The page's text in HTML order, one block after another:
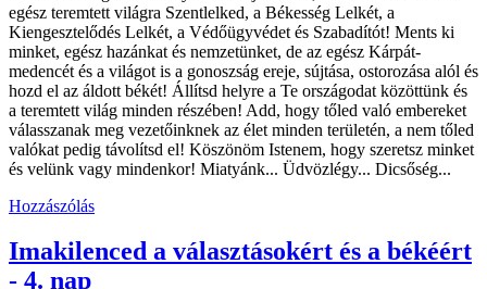
egész teremtett világra Szentlelked, a Békesség Lelkét, a
Kiengesztelődés Lelkét, a Védőügyvédet és Szabadítót! Ments ki
minket, egész hazánkat és nemzetünket, de az egész Kárpát-
medencét és a világot is a gonoszság ereje, sújtása, ostorozása alól és
hozd el az áldott békét! Állítsd helyre a Te országodat közöttünk és
a teremtett világ minden részében! Add, hogy tőled való embereket
válasszanak meg vezetőinknek az élet minden területén, a nem tőled
valókat pedig távolítsd el! Köszönöm Istenem, hogy szeretsz minket
és velünk vagy mindenkor! Miatyánk... Üdvözlégy... Dicsőség...
Hozzászólás
Imakilenced a választásokért és a békéért
- 4. nap